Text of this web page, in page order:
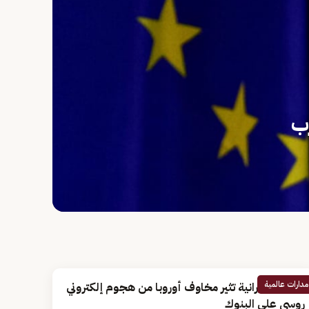
مدارات عالمية
الأزمة الأوكرانية تثير مخاوف أوروبا من هجوم إلكتروني
روسي على البنوك